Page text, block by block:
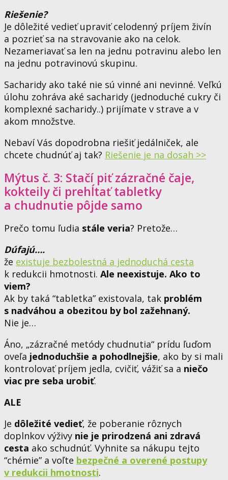
Riešenie?
Je dôležité vedieť upraviť celodenný príjem živín
a pozrieť sa na stravovanie ako na celok.
Nezameriavať sa len na jednu potravinu alebo len
na jednu potravinovú skupinu.
Sacharidy ako také nie sú vinné ani nevinné. Veľkú
úlohu zohráva aké sacharidy (jednoduché cukry či
komplexné sacharidy..) prijímate v strave a v
akom množstve.
Nebaví Vás dopodrobna riešiť jedálniček, ale
chcete chudnúť aj tak? Riešenie je na dosah >>
Mýtus č. 3: Stačí piť zázračné čaje,
kokteily či prehĺtať tabletky
a chudnutie pôjde samo
Prečo tomu ľudia stále veria? Pretože…
Dúfajú….
že existuje bezbolestná a jednoduchá cesta
k redukcii hmotnosti. Ale neexistuje. Ako to
viem?
Ak by taká “tabletka” existovala, tak problém
s nadváhou a obezitou by bol zažehnaný.
Nie je…
Áno, „zázračné metódy chudnutia“ prídu ľuďom
oveľa jednoduchšie a pohodlnejšie, ako by si mali
kontrolovať príjem jedla, cvičiť, vážiť sa a niečo
viac pre seba urobiť.
ALE
Je dôležité vedieť, že poberanie rôznych
doplnkov výživy nie je prirodzená ani zdravá
cesta ako schudnúť. Vyhnite sa nákupu tejto
“chémie” a voľte bezpečné a overené postupy
v redukcii hmotnosti.